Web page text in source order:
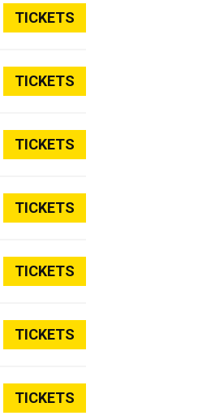
TICKETS
TICKETS
TICKETS
TICKETS
TICKETS
TICKETS
TICKETS